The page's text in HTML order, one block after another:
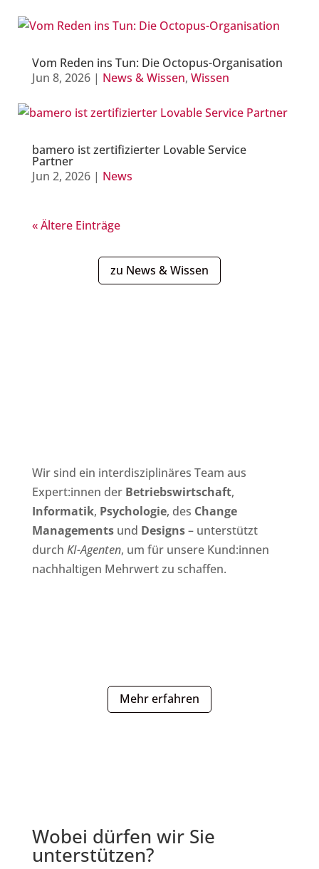
Vom Reden ins Tun: Die Octopus-Organisation
Jun 8, 2026| News & Wissen, Wissen
bamero ist zertifizierter Lovable Service
Partner
Jun 2, 2026| News
« Ältere Einträge
zu News & Wissen
Wir sind ein interdisziplinäres Team aus
Expert:innen der Betriebswirtschaft,
Informatik, Psychologie, des Change
Managementsund Designs– unterstützt
durch KI-Agenten, um für unsere Kund:innen
nachhaltigen Mehrwert zu schaffen.
Mehr erfahren
Wobei dürfen wir Sie
unterstützen?